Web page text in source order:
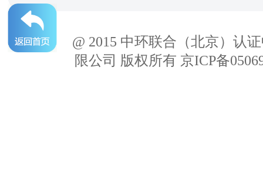
@ 2015 中环联合（北京）认
限公司 版权所有 京ICP备